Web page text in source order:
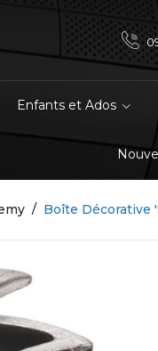
Enfants et Ados
Boîte Décorative